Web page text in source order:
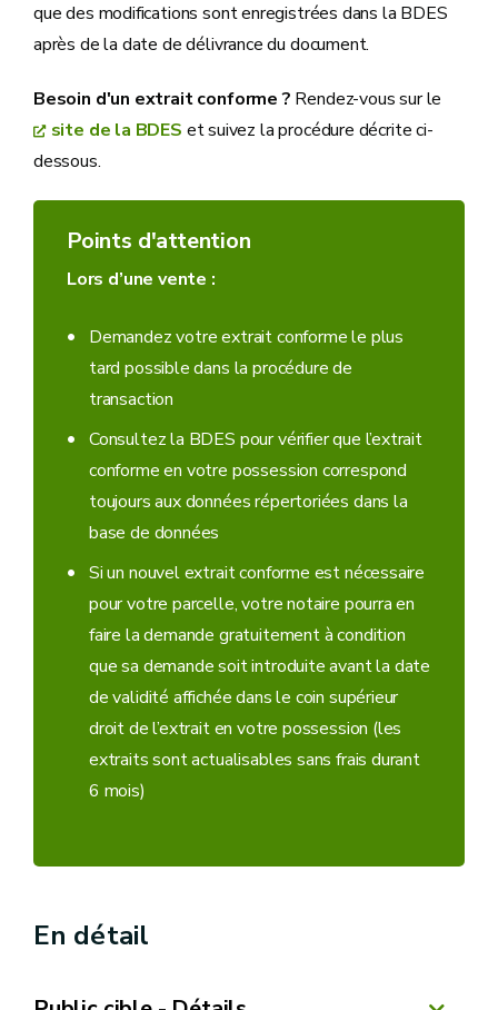
que des modifications sont enregistrées dans la BDES
après de la date de délivrance du document.
Besoin d'un extrait conforme ? Rendez-vous sur le
site de la BDES et suivez la procédure décrite ci-
dessous.
Points d'attention
Lors d’une vente :
Demandez votre extrait conforme le plus
tard possible dans la procédure de
transaction
Consultez la BDES pour vérifier que l’extrait
conforme en votre possession correspond
toujours aux données répertoriées dans la
base de données
Si un nouvel extrait conforme est nécessaire
pour votre parcelle, votre notaire pourra en
faire la demande gratuitement à condition
que sa demande soit introduite avant la date
de validité affichée dans le coin supérieur
droit de l’extrait en votre possession (les
extraits sont actualisables sans frais durant
6 mois)
En détail